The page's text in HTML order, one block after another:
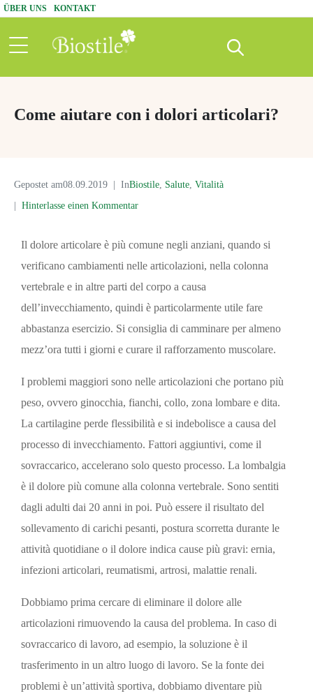
ÜBER UNS KONTAKT
Come aiutare con i dolori articolari?
Gepostet am08.09.2019 InBiostile, Salute, Vitalità
Hinterlasse einen Kommentar
Il dolore articolare è più comune negli anziani, quando si
verificano cambiamenti nelle articolazioni, nella colonna
vertebrale e in altre parti del corpo a causa
dell’invecchiamento, quindi è particolarmente utile fare
abbastanza esercizio. Si consiglia di camminare per almeno
mezz’ora tutti i giorni e curare il rafforzamento muscolare.
I problemi maggiori sono nelle articolazioni che portano più
peso, ovvero ginocchia, fianchi, collo, zona lombare e dita.
La cartilagine perde flessibilità e si indebolisce a causa del
processo di invecchiamento. Fattori aggiuntivi, come il
sovraccarico, accelerano solo questo processo. La lombalgia
è il dolore più comune alla colonna vertebrale. Sono sentiti
dagli adulti dai 20 anni in poi. Può essere il risultato del
sollevamento di carichi pesanti, postura scorretta durante le
attività quotidiane o il dolore indica cause più gravi: ernia,
infezioni articolari, reumatismi, artrosi, malattie renali.
Dobbiamo prima cercare di eliminare il dolore alle
articolazioni rimuovendo la causa del problema. In caso di
sovraccarico di lavoro, ad esempio, la soluzione è il
trasferimento in un altro luogo di lavoro. Se la fonte dei
problemi è un’attività sportiva, dobbiamo diventare più